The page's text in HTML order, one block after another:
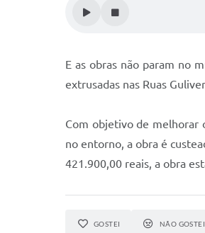
E as obras não param no
extrusadas nas Ruas
Com objetivo de melhorar
no entorno, a obra é
421.900,00 reais, a obra
GOSTEI NÃO GOSTEI